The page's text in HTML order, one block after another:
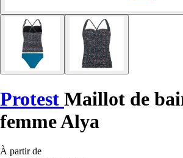
Protest Maillot de
femme Alya
À partir de